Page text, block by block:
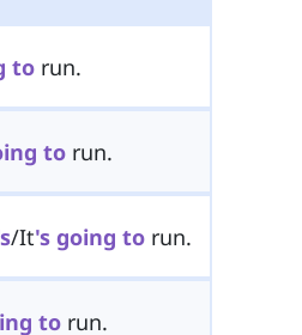
torun.
torun.
/It's going torun.
torun.